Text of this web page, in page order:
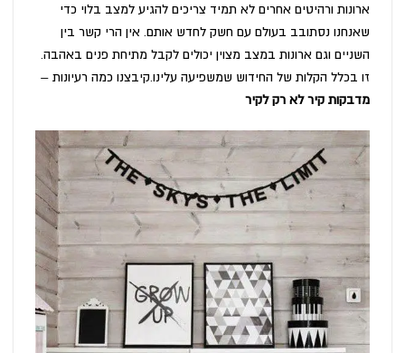
ארונות ורהיטים אחרים לא תמיד צריכים להגיע למצב בלוי כדי
שאנחנו נסתובב בעולם עם חשק לחדש אותם. אין הרי קשר בין
השניים וגם ארונות במצב מצוין יכולים לקבל מתיחת פנים באהבה.
זו בכלל הקלות של החידוש שמשפיעה עלינו.קיבצנו כמה רעיונות –
מדבקות קיר לא רק לקיר